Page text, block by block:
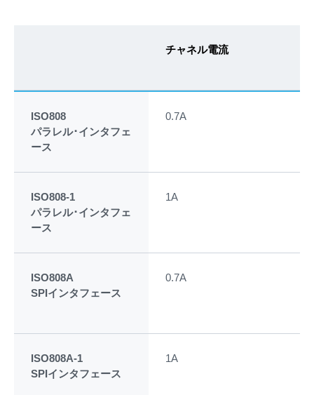
チャネル電流
ISO808
パラレル･インタフェ
ース
0.7A
ISO808-1
パラレル･インタフェ
ース
1A
ISO808A
SPIインタフェース
0.7A
ISO808A-1
SPIインタフェース
1A